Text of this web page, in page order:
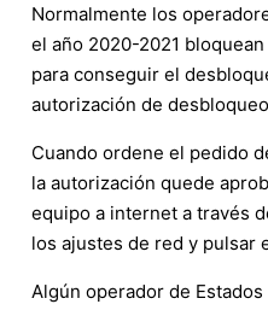
Normalmente los
el año 2020-2021
para conseguir el
autorización de
Cuando ordene el pedido
la autorización quede
equipo a internet a través
los ajustes de red y pulsar
Algún operador de